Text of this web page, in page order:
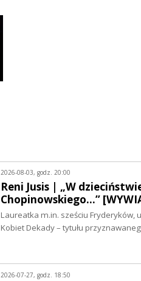
2026-08-03, godz. 20:00
Reni Jusis | „W
Chopinowskiego…”
Laureatka m.in. sześciu Fryderyków,
Kobiet Dekady – tytułu
2026-07-27, godz. 18:50